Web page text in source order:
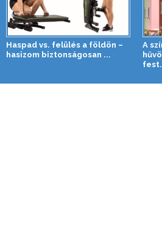
Haspad vs. felülés a földön –
hasizom biztonságosan ...
A